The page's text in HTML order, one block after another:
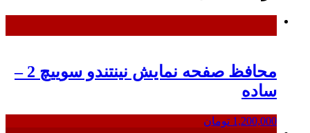
محافظ صفحه نمایش نینتندو سوییچ 2 –
ساده
1,200,000 تومان